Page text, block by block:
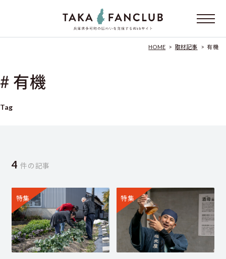
HOME > 取材記事 > 有機
# 有機
Tag
4 件の記事
特集 特集